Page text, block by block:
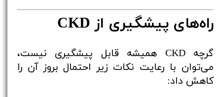
راه‌های پیشگیری از CKD
گرچه CKD همیشه قابل پیشگیری نیست،
می‌توان با رعایت نکات زیر احتمال بروز آن را
کاهش داد: